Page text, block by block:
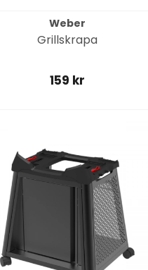
Weber
Grillskrapa
159 kr